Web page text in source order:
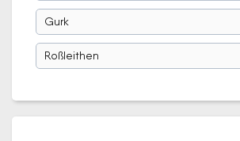
Gurk
Roßleithen